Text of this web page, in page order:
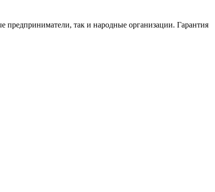
предприниматели, так и народные организации. Гарантия